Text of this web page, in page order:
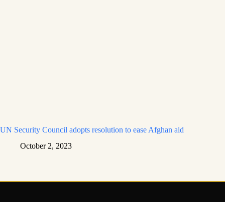
UN Security Council adopts resolution to ease Afghan aid
October 2, 2023